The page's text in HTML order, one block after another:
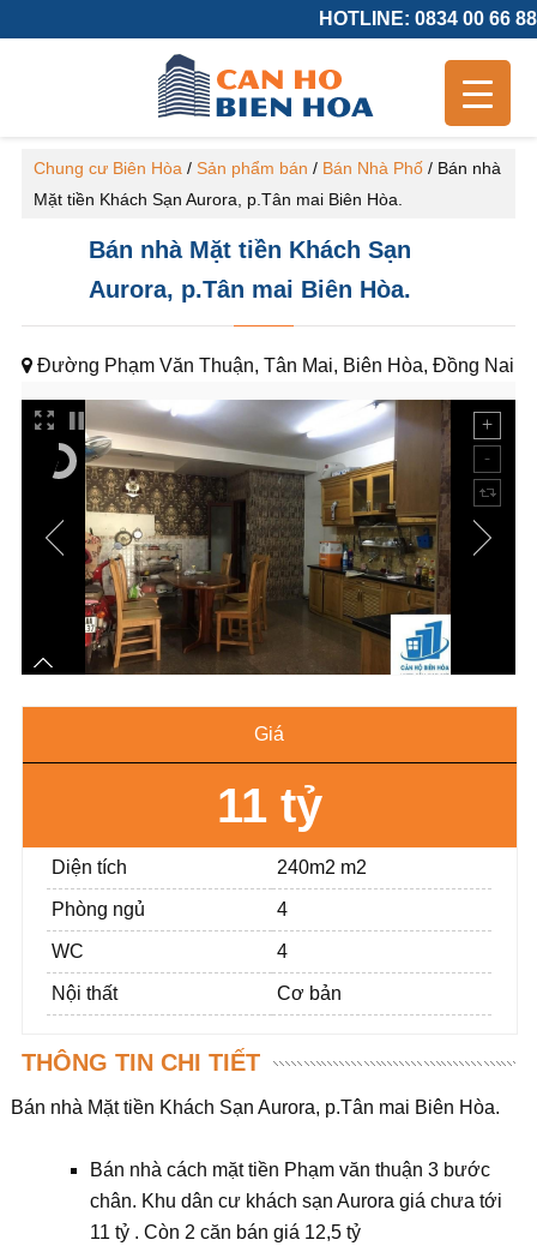
HOTLINE: 0834 00 66 88
Chung cư Biên Hòa / Sản phẩm bán / Bán Nhà Phố/ Bán nhà
Mặt tiền Khách Sạn Aurora, p.Tân mai Biên Hòa.
Bán nhà Mặt tiền Khách Sạn
Aurora, p.Tân mai Biên Hòa.
Đường Phạm Văn Thuận, Tân Mai, Biên Hòa, Đồng Nai
Giá
11 tỷ
Diện tích 240m2 m2
Phòng ngủ 4
WC 4
Nội thất Cơ bản
THÔNG TIN CHI TIẾT
Bán nhà Mặt tiền Khách Sạn Aurora, p.Tân mai Biên Hòa.
Bán nhà cách mặt tiền Phạm văn thuận 3 bước
chân. Khu dân cư khách sạn Aurora giá chưa tới
11 tỷ . Còn 2 căn bán giá 12,5 tỷ